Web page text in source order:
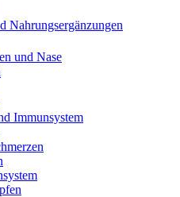
Nahrungsergänzungen
und Nase
Immunsystem